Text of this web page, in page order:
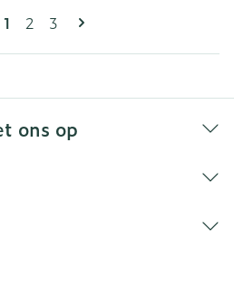
Pagina's
U lees momenteel pagina
1 Pagina
2 Pagina
3
ons op